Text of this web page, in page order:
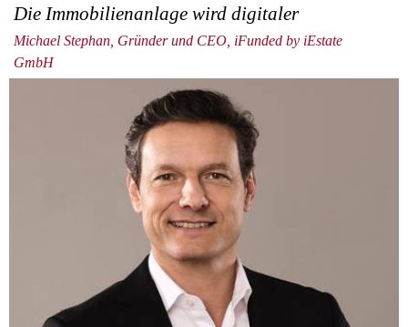
Die Immobilienanlage wird digitaler
Michael Stephan, Gründer und CEO, iFunded by iEstate
GmbH